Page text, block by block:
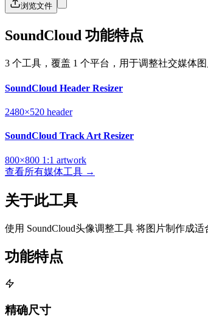
浏览文件
SoundCloud 功能特点
3 个工具，覆盖 1 个平台，用于调整社交媒体图
SoundCloud Header Resizer
2480×520 header
SoundCloud Track Art Resizer
800×800 1:1 artwork
查看所有媒体工具 →
关于此工具
使用 SoundCloud头像调整工具 将图片制作成适
功能特点
精确尺寸